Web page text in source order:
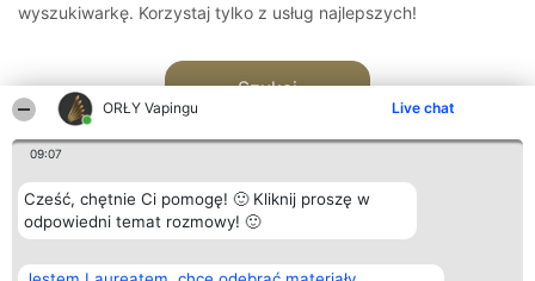
ORŁY Vapingu Live chat
09:07
Cześć, chętnie Ci pomogę! 🙂 Kliknij proszę w
odpowiedni temat rozmowy! 🙂
wyszukiwarkę. Korzystaj tylko z usług najlepszych!
Szukaj
Organizator plebiscytu Plebiscyt Kontakt